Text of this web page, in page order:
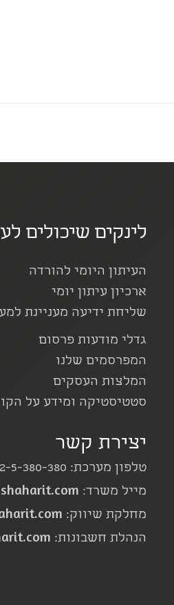
לינקים שיכולים
העיתון היומי להורדה
ארכיון עיתון יומי
שליחת ידיעה מעניינת
גדלי מודעות פרסום
המפרסמים שלנו
המלצות העסקים
סטטיסטיקה ומידע על
יצירת קשר
טלפון מערכת: 02-5-380-380
מייל משרד:
מחלקת שיווק:
הנהלת חשבונות: